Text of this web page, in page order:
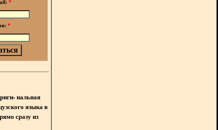
*
*
нальная
языка в
сразу из